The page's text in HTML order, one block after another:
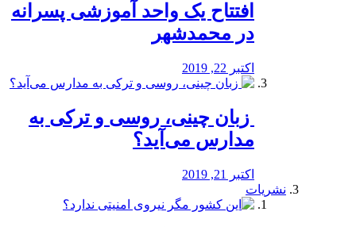
افتتاح یک واحد آموزشی پسرانه
در محمدشهر
اکتبر 22, 2019
️ زبان چینی، روسی و ترکی به
مدارس می‌آید؟
اکتبر 21, 2019
نشریات